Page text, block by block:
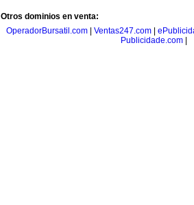
Otros dominios en venta:
OperadorBursatil.com
Ventas247.com
Publicidade.com|